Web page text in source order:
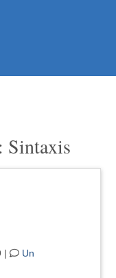
Sintaxis
|
Un